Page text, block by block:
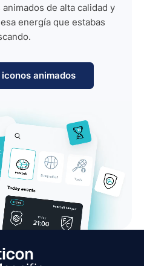
de alta calidad y
energía que estabas
animados